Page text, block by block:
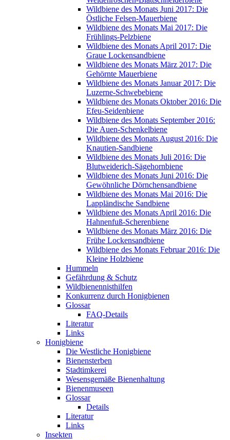
Wildbiene des Monats Juni 2017: Die
Östliche Felsen-Mauerbiene
Wildbiene des Monats Mai 2017: Die
Frühlings-Pelzbiene
Wildbiene des Monats April 2017: Die
Graue Lockensandbiene
Wildbiene des Monats März 2017: Die
Gehörnte Mauerbiene
Wildbiene des Monats Januar 2017: Die
Luzerne-Schwebebiene
Wildbiene des Monats Oktober 2016: Die
Efeu-Seidenbiene
Wildbiene des Monats September 2016:
Die Auen-Schenkelbiene
Wildbiene des Monats August 2016: Die
Knautien-Sandbiene
Wildbiene des Monats Juli 2016: Die
Blutweiderich-Sägehornbiene
Wildbiene des Monats Juni 2016: Die
Gewöhnliche Dörnchensandbiene
Wildbiene des Monats Mai 2016: Die
Lappländische Sandbiene
Wildbiene des Monats April 2016: Die
Hahnenfuß-Scherenbiene
Wildbiene des Monats März 2016: Die
Frühe Lockensandbiene
Wildbiene des Monats Februar 2016: Die
Kleine Holzbiene
Hummeln
Gefährdung & Schutz
Wildbienennisthilfen
Konkurrenz durch Honigbienen
Glossar
FAQ-Details
Literatur
Links
Honigbiene
Die Westliche Honigbiene
Bienensterben
Stadtimkerei
Wesensgemäße Bienenhaltung
Bienenmuseen
Glossar
Details
Literatur
Links
Insekten